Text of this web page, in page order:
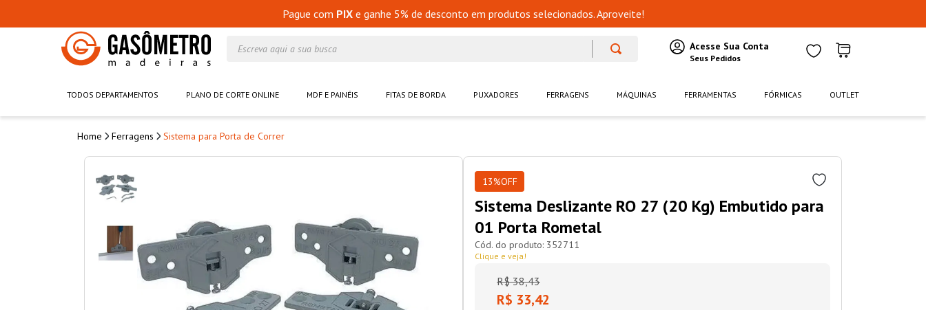
Pague com PIXe ganhe 5% de desconto em produtos selecionados. Aproveite!
TODOS DEPARTAMENTOS PLANO DE CORTE ONLINE MDF E PAINÉIS FITAS DE BORDA PUXADORES FERRAGENS MÁQUINAS FERRAMENTAS FÓRMICAS OUTLET
Ferragens Sistema para Porta de Correr
13%OFF
Sistema Deslizante RO 27 (20 Kg) Embutido para
01 Porta Rometal
352711
Clique e veja!
R$ 38,43
R$ 33,42